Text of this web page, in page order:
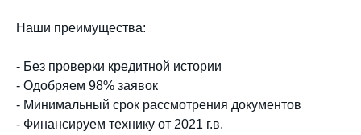
Наши преимущества:
- Без проверки кредитной истории
- Одобряем 98% заявок
- Минимальный срок рассмотрения документов
- Финансируем технику от 2021 г.в.